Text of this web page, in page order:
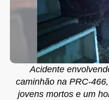
Acidente
caminhão na PRC-
jovens mortos e um